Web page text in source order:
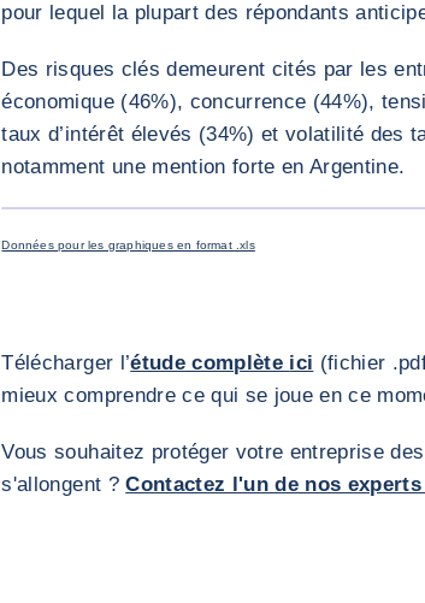
pour lequel la plupart des répondants
Des risques clés demeurent cités par les
économique (46%), concurrence (44%),
taux d’intérêt élevés (34%) et volatilité des
notamment une mention forte en Argentine.
Données pour les graphiques en format .xls
Télécharger l’étude complète ici (fichier
mieux comprendre ce qui se joue en ce
Vous souhaitez protéger votre entreprise
s'allongent ?Contactez l'un de nos